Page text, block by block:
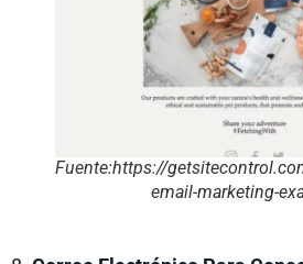
Fuente:https://
email-marketing-